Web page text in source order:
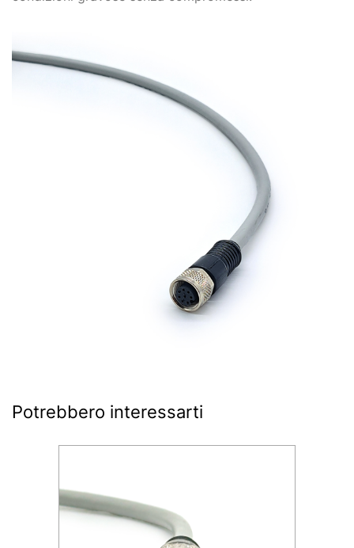
Potrebbero interessarti